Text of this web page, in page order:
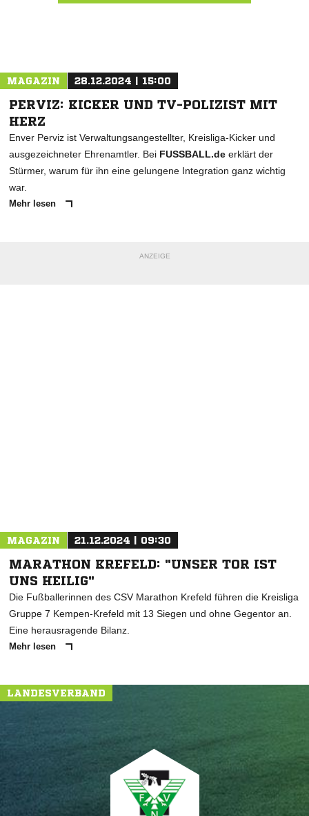
MAGAZIN 28.12.2024 | 15:00
PERVIZ: KICKER UND TV-POLIZIST MIT
HERZ
Enver Perviz ist Verwaltungsangestellter, Kreisliga-Kicker und
ausgezeichneter Ehrenamtler. Bei FUSSBALL.de erklärt der
Stürmer, warum für ihn eine gelungene Integration ganz wichtig
war.
Mehr lesen
ANZEIGE
MAGAZIN 21.12.2024 | 09:30
MARATHON KREFELD: "UNSER TOR IST
UNS HEILIG"
Die Fußballerinnen des CSV Marathon Krefeld führen die Kreisliga
Gruppe 7 Kempen-Krefeld mit 13 Siegen und ohne Gegentor an.
Eine herausragende Bilanz.
Mehr lesen
LANDESVERBAND